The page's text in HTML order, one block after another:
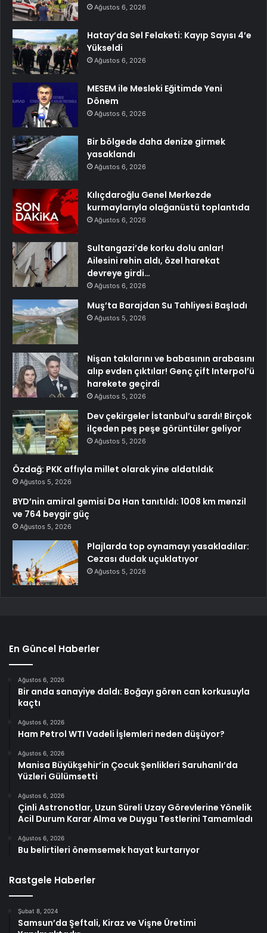
Ağustos 6, 2026
Hatay’da Sel Felaketi: Kayıp Sayısı 4’e
Yükseldi
Ağustos 6, 2026
MESEM ile Mesleki Eğitimde Yeni
Dönem
Ağustos 6, 2026
Bir bölgede daha denize girmek
yasaklandı
Ağustos 6, 2026
Kılıçdaroğlu Genel Merkezde
kurmaylarıyla olağanüstü toplantıda
Ağustos 6, 2026
Sultangazi’de korku dolu anlar!
Ailesini rehin aldı, özel harekat
devreye girdi…
Ağustos 6, 2026
Muş’ta Barajdan Su Tahliyesi Başladı
Ağustos 5, 2026
Nişan takılarını ve babasının arabasını
alıp evden çıktılar! Genç çift Interpol’ü
harekete geçirdi
Ağustos 5, 2026
Dev çekirgeler İstanbul’u sardı! Birçok
ilçeden peş peşe görüntüler geliyor
Ağustos 5, 2026
Özdağ: PKK affıyla millet olarak yine aldatıldık
Ağustos 5, 2026
BYD’nin amiral gemisi Da Han tanıtıldı: 1008 km menzil
ve 764 beygir güç
Ağustos 5, 2026
Plajlarda top oynamayı yasakladılar:
Cezası dudak uçuklatıyor
Ağustos 5, 2026
En Güncel Haberler
Ağustos 6, 2026
Bir anda sanayiye daldı: Boğayı gören can korkusuyla
kaçtı
Ağustos 6, 2026
Ham Petrol WTI Vadeli İşlemleri neden düşüyor?
Ağustos 6, 2026
Manisa Büyükşehir’in Çocuk Şenlikleri Saruhanlı’da
Yüzleri Gülümsetti
Ağustos 6, 2026
Çinli Astronotlar, Uzun Süreli Uzay Görevlerine Yönelik
Acil Durum Karar Alma ve Duygu Testlerini Tamamladı
Ağustos 6, 2026
Bu belirtileri önemsemek hayat kurtarıyor
Rastgele Haberler
Şubat 8, 2024
Samsun’da Şeftali, Kiraz ve Vişne Üretimi